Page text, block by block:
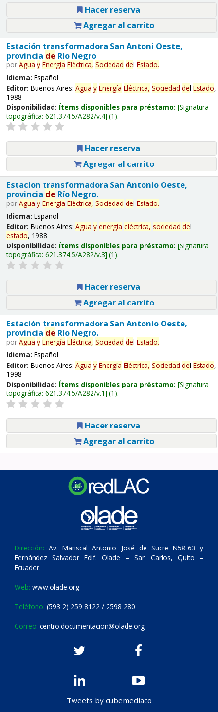
Hacer reserva
Agregar al carrito
Estación transformadora San Antoni Oeste,
provincia deRío Negro
por Agua y Energía Eléctrica, Sociedad del Estado.
Idioma: Español
Editor: Buenos Aires: Agua y Energía Eléctrica, Sociedad del Estado,
1988
Disponibilidad: Ítems disponibles para préstamo: Signatura
topográfica: 621.374.5/A282/v.4 (1).
Hacer reserva
Agregar al carrito
Estacion transformadora San Antonio Oeste,
provincia deRío Negro.
por Agua y Energía Eléctrica, Sociedad del Estado.
Idioma: Español
Editor: Buenos Aires: Agua y energía eléctrica, sociedad del
estado, 1988
Disponibilidad: Ítems disponibles para préstamo: Signatura
topográfica: 621.374.5/A282/v.3 (1).
Hacer reserva
Agregar al carrito
Estación transformadora San Antonio Oeste,
provincia deRío Negro.
por Agua y Energía Eléctrica, Sociedad del Estado.
Idioma: Español
Editor: Buenos Aires: Agua y Energía Eléctrica, Sociedad del Estado,
1998
Disponibilidad: Ítems disponibles para préstamo: Signatura
topográfica: 621.374.5/A282/v.1 (1).
Hacer reserva
Agregar al carrito
Dirección: Av. Mariscal Antonio José de Sucre N58-63 y
Fernández Salvador Edif. Olade – San Carlos, Quito –
Ecuador.
Web: www.olade.org
Teléfono: (593 2) 259 8122 / 2598 280
Correo: centro.documentacion@olade.org
Tweets by cubemediaco